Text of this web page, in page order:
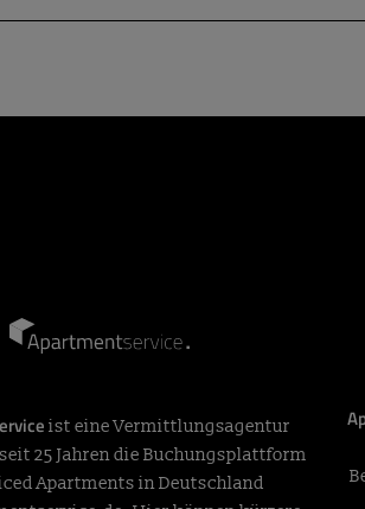
ist eine Vermittlungsagentur
25 Jahren die Buchungsplattform
Apartments in Deutschland